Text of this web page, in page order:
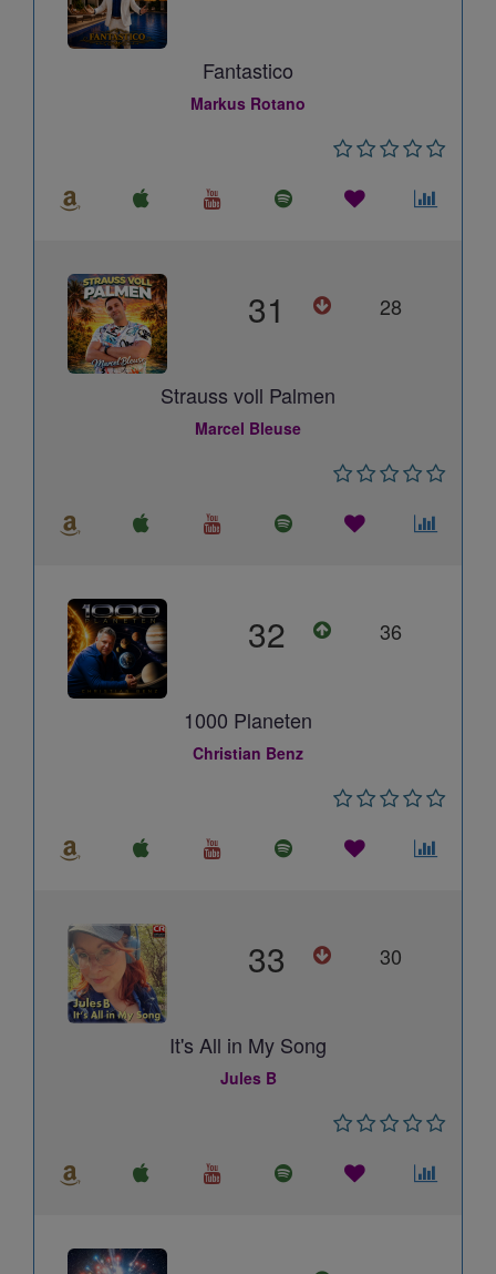
Fantastico
Markus Rotano
31 28
Strauss voll Palmen
Marcel Bleuse
32 36
1000 Planeten
Christian Benz
33 30
It's All in My Song
Jules B